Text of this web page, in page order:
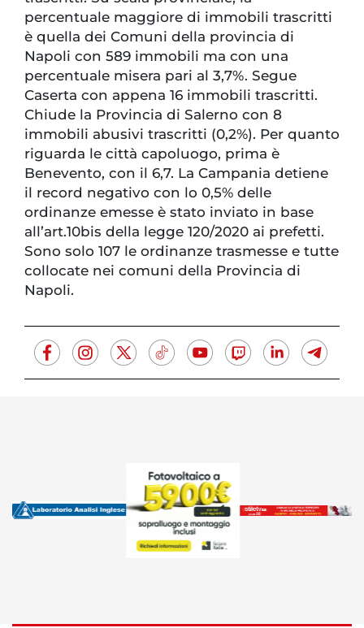
percentuale maggiore di immobili trascritti
è quella dei Comuni della provincia di
Napoli con 589 immobili ma con una
percentuale misera pari al 3,7%. Segue
Caserta con appena 16 immobili trascritti.
Chiude la Provincia di Salerno con 8
immobili abusivi trascritti (0,2%). Per quanto
riguarda le città capoluogo, prima è
Benevento, con il 6,7. La Campania detiene
il record negativo con lo 0,5% delle
ordinanze emesse è stato inviato in base
all’art.10bis della legge 120/2020 ai prefetti.
Sono solo 107 le ordinanze trasmesse e tutte
collocate nei comuni della Provincia di
Napoli.